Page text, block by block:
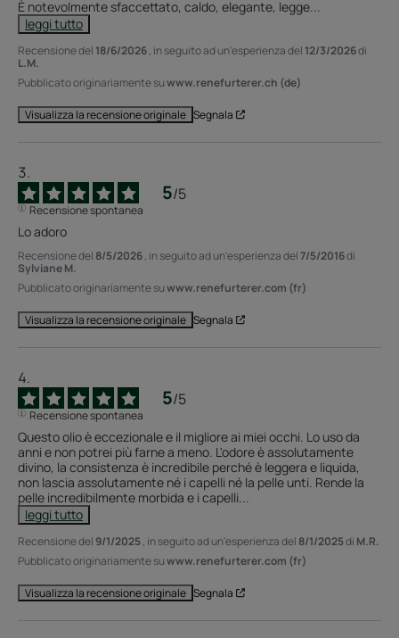
È notevolmente sfaccettato, caldo, elegante, legge...
leggi tutto
Recensione del 18/6/2026, in seguito ad un'esperienza del 12/3/2026di
L.M.
Pubblicato originariamente suwww.renefurterer.ch (de)
Visualizza la recensione originale Segnala
5/5
Recensione spontanea
Lo adoro
Recensione del 8/5/2026, in seguito ad un'esperienza del7/5/2016di
Sylviane M.
Pubblicato originariamente suwww.renefurterer.com (fr)
Visualizza la recensione originale Segnala
5/5
Recensione spontanea
Questo olio è eccezionale e il migliore ai miei occhi. Lo uso da
anni e non potrei più farne a meno. L'odore è assolutamente
divino, la consistenza è incredibile perché è leggera e liquida,
non lascia assolutamente né i capelli né la pelle unti. Rende la
pelle incredibilmente morbida e i capelli...
leggi tutto
Recensione del 9/1/2025, in seguito ad un'esperienza del 8/1/2025di M.R.
Pubblicato originariamente suwww.renefurterer.com (fr)
Visualizza la recensione originale Segnala